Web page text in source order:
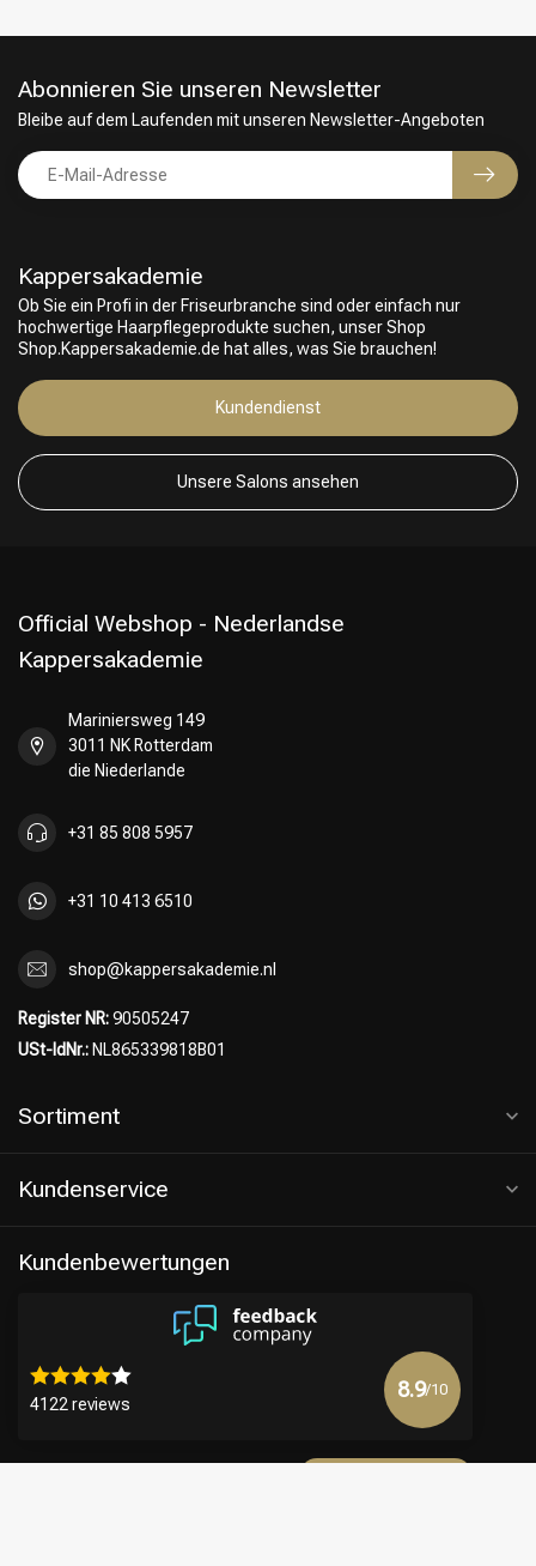
Friseurwahl
Kappersakademie
Ob Sie ein Profi in der Friseurbranche sind oder einfach nur
hochwertige Haarpflegeprodukte suchen, unser Shop
Shop.Kappersakademie.de hat alles, was Sie brauchen!
Kundendienst
Unsere Salons ansehen
Abonnieren Sie unseren Newsletter
Bleibe auf dem Laufenden mit unseren Newsletter-Angeboten
Official Webshop - Nederlandse
Kappersakademie
Mariniersweg 149
3011 NK Rotterdam
die Niederlande
+31 85 808 5957
+31 10 413 6510
shop@kappersakademie.nl
Register NR:90505247
USt-IdNr.: NL865339818B01
Sortiment
Kundenservice
Kundenbewertungen
4122 reviews
8.9/10